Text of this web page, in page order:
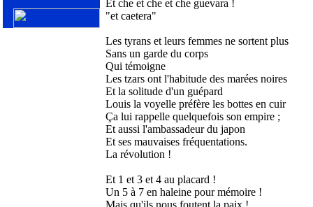
Et che et che et che guevara !
"et caetera"
Les tyrans et leurs femmes ne sortent plus
Sans un garde du corps
Qui témoigne
Les tzars ont l'habitude des marées noires
Et la solitude d'un guépard
Louis la voyelle préfère les bottes en cuir
Ça lui rappelle quelquefois son empire ;
Et aussi l'ambassadeur du japon
Et ses mauvaises fréquentations.
La révolution !
Et 1 et 3 et 4 au placard !
Un 5 à 7 en haleine pour mémoire !
Mais qu'ils nous foutent la paix !